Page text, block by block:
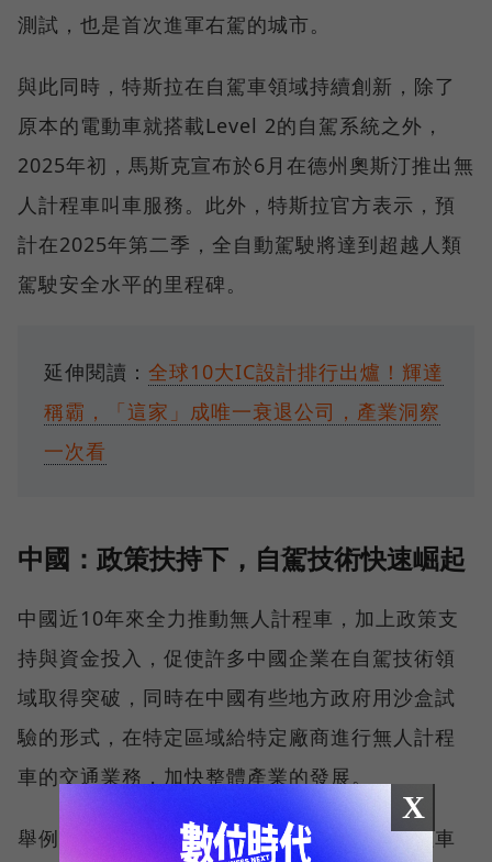
測試，也是首次進軍右駕的城市。
與此同時，特斯拉在自駕車領域持續創新，除了
原本的電動車就搭載Level 2的自駕系統之外，
2025年初，馬斯克宣布於6月在德州奧斯汀推出無
人計程車叫車服務。此外，特斯拉官方表示，預
計在2025年第二季，全自動駕駛將達到超越人類
駕駛安全水平的里程碑。
延伸閱讀： 全球10大IC設計排行出爐！輝達
稱霸，「這家」成唯一衰退公司，產業洞察
一次看
中國：政策扶持下，自駕技術快速崛起
中國近10年來全力推動無人計程車，加上政策支
持與資金投入，促使許多中國企業在自駕技術領
域取得突破，同時在中國有些地方政府用沙盒試
驗的形式，在特定區域給特定廠商進行無人計程
車的交通業務，加快整體產業的發展。
舉例來說，百度旗下的「蘿蔔快跑」無人計程車
X